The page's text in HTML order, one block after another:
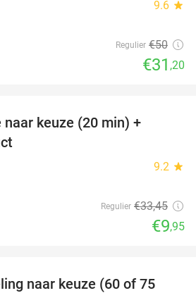
9.6 star
Regulier €50
€31 ,20
keuze (20 min) +
9.2 star
Regulier €33,45
€9,95
naar keuze (60 of 75